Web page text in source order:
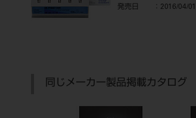
発売日
：2016/04/01
同じメーカー製品掲載カタログ